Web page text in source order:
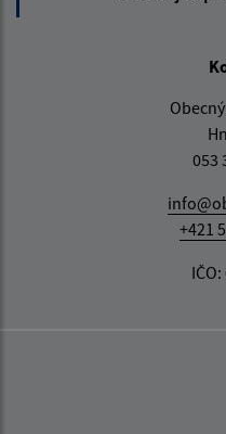
053
+421